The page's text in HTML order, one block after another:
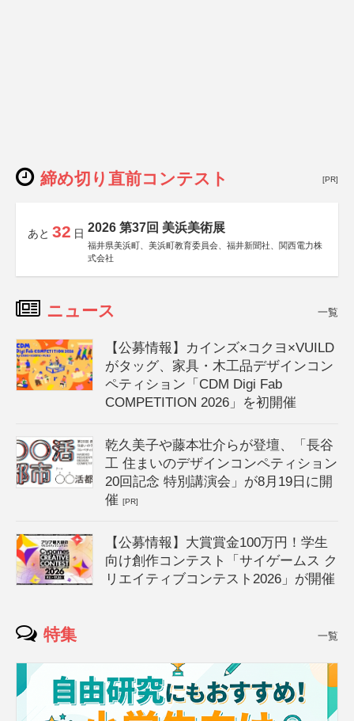
締め切り直前コンテスト [PR]
あと 32 日 2026 第37回 美浜美術展
福井県美浜町、美浜町教育委員会、福井新聞社、関西電力株
式会社
ニュース 一覧
【公募情報】カインズ×コクヨ×VUILD
がタッグ、家具・木工品デザインコン
ペティション「CDM Digi Fab
COMPETITION 2026」を初開催
乾久美子や藤本壮介らが登壇、「長谷
工 住まいのデザインコンペティション
20回記念 特別講演会」が8月19日に開
催[PR]
【公募情報】大賞賞金100万円！学生
向け創作コンテスト「サイゲームス ク
リエイティブコンテスト2026」が開催
特集 一覧